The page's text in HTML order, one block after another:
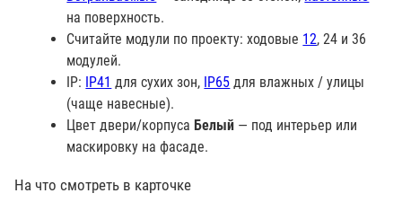
на поверхность.
Считайте модули по проекту: ходовые 12, 24 и 36
модулей.
IP: IP41 для сухих зон, IP65 для влажных / улицы
(чаще навесные).
Цвет двери/корпуса Белый — под интерьер или
маскировку на фасаде.
На что смотреть в карточке